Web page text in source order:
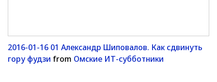
2016-01-16 01 Александр Шиповалов. Как сдвинуть
гору фудзи from Омские ИТ-субботники